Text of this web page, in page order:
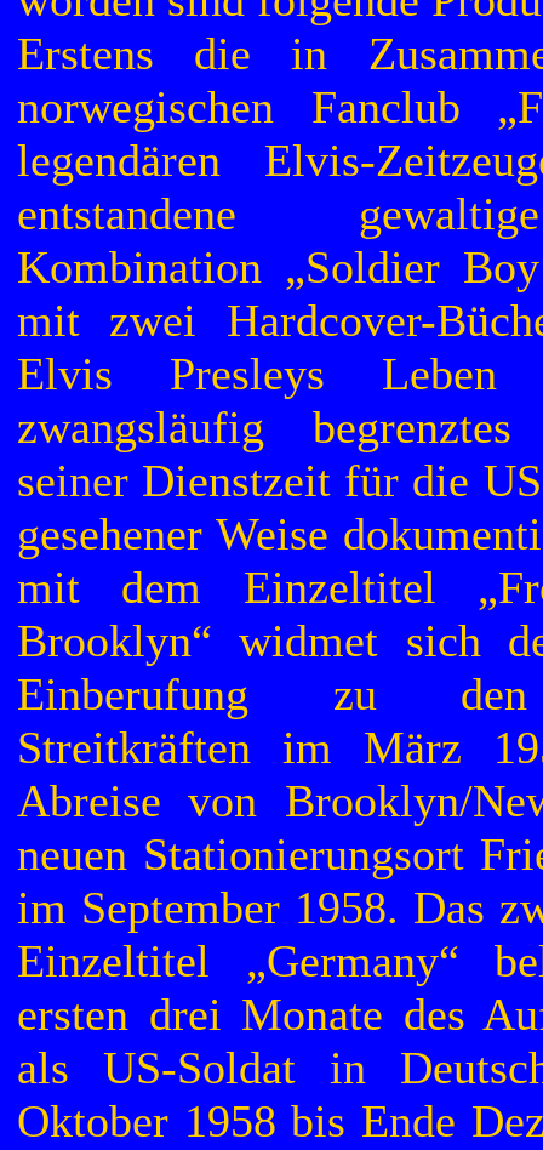
Erstens die in
norwegischen Fanclub
legendären Elvis-
entstandene
Kombination „Soldier
mit zwei Hardcover-
Elvis Presleys Leben
zwangsläufig
seiner Dienstzeit für die
gesehener Weise
mit dem Einzeltitel
Brooklyn“ widmet sich
Einberufung zu den
Streitkräften im März
Abreise von Brooklyn/
neuen Stationierungsort
im September 1958. Das
Einzeltitel „Germany“
ersten drei Monate des
als US-Soldat in
Oktober 1958 bis Ende